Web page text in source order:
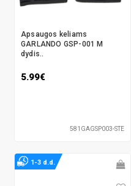
Apsaugos keliams
GARLANDO GSP-001 M
dydis..
5.99€
581GAGSP003-STE
1-3 d.d.